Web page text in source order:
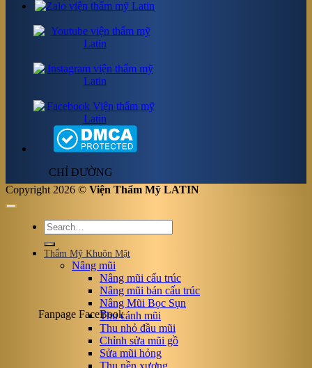
CHỈ ĐƯỜNG
Fanpage FaceBook
Copyright 2026 © Viện Thẩm Mỹ LATIN
Thẩm Mỹ Khuôn Mặt
Nâng mũi
Nâng mũi cấu trúc
Nâng mũi bán cấu trúc
Nâng Mũi Bọc Sụn
Thu cánh mũi
Thu nhỏ đầu mũi
Chỉnh sửa mũi gồ
Sửa mũi hỏng
Thu nền xương